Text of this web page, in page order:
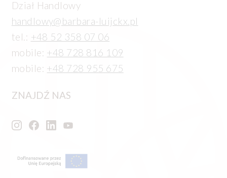
Dział Handlowy
handlowy@barbara-luijckx.pl
tel.: +48 52 358 07 06
mobile: +48 728 816 109
mobile: +48 728 955 675
ZNAJDŹ NAS